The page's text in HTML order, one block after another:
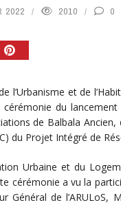
2022 2010 0
l’Urbanisme et de
du
de Balbala
du Projet Intégré de
Urbaine et du
cérémonie a vu la
Général de